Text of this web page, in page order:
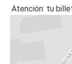
Atención: tu